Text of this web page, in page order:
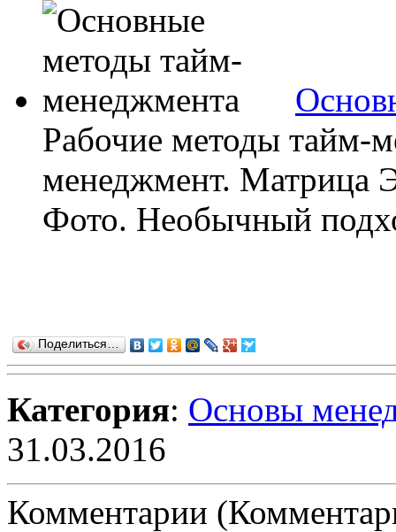
Рабочие методы тайм-
менеджмент. Матрица
Фото. Необычный
Поделиться…
Категория: Основы
31.03.2016
Комментарии